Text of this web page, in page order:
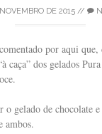
DE 2015//
por aqui
caça” dos gelados
o gelado de chocolate
ambos.